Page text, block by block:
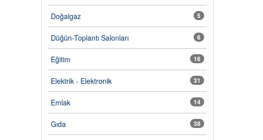
Doğalgaz 5
Düğün-Toplantı Salonları 6
Eğitim 16
Elektrik - Elektronik 31
Emlak 14
Gıda 38